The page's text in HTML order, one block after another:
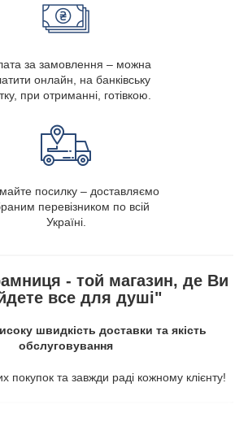
за замовлення – можна
онлайн, на банківську
при отриманні, готівкою.
посилку – доставляємо
перевізником по всій
Україні.
- той магазин, де Ви
все для душі"
швидкість доставки та якість
обслуговування
покупок та завжди раді кожному клієнту!